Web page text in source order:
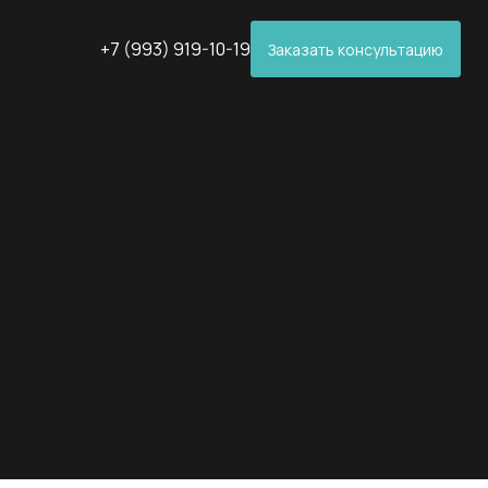
+7 (993) 919-10-19 Заказать консультацию